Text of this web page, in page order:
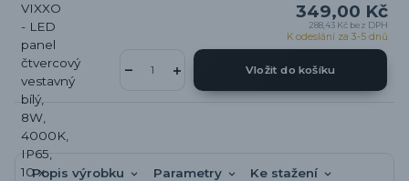
349,00 Kč
288,43 Kč bez DPH
K odeslání za 3-5 dnů
Vložit do košíku
Popis výrobku Parametry Ke stažení